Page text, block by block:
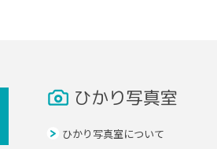
ひかり写真室
ひかり写真室について